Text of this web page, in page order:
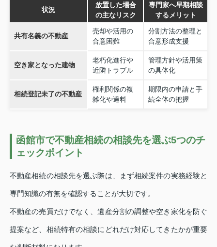
状況
放置した場合
の主なリスク
専門家へ早期相談
するメリット
共有名義の不動産
売却や活用の
合意困難
分割方法の整理と
合意形成支援
空き家となった建物
老朽化進行や
近隣トラブル
管理方針や活用策
の具体化
相続登記未了の不動産
権利関係の複
雑化や過料
期限内の申請と手
続全体の把握
函館市で不動産相続の相談先を選ぶ5つのチ
ェックポイント
不動産相続の相談先を選ぶ際は、まず相続案件の実務経験と
専門知識の有無を確認することが大切です。
不動産の売買だけでなく、遺産分割の調整や空き家化を防ぐ
提案など、相続特有の相談にどれだけ対応してきたかが重要